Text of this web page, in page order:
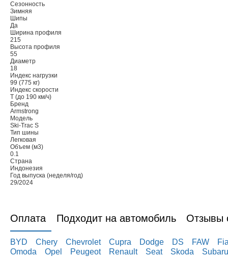
Сезонность
Зимняя
Шипы
Да
Ширина профиля
215
Высота профиля
55
Диаметр
18
Индекс нагрузки
99 (775 кг)
Индекс скорости
T (до 190 км/ч)
Бренд
Armstrong
Модель
Ski-Trac S
Тип шины
Легковая
Объем (м3)
0.1
Страна
Индонезия
Год выпуска (неделя/год)
29/2024
Оплата Подходит на автомобиль Отзывы
BYD Chery Chevrolet Cupra Dodge DS FAW
Omoda
Opel Peugeot Renault Seat Skoda Subaru